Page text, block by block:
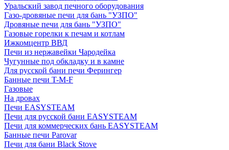
Уральский завод печного оборудования
Газо-дровяные печи для бань "УЗПО"
Дровяные печи для бань "УЗПО"
Газовые горелки к печам и котлам
Ижкомцентр ВВД
Печи из нержавейки Чародейка
Чугунные под обкладку и в камне
Для русской бани печи Ферингер
Банные печи T-M-F
Газовые
На дровах
Печи EASYSTEAM
Печи для русской бани EASYSTEAM
Печи для коммерческих бань EASYSTEAM
Банные печи Parovar
Печи для бани Black Stove